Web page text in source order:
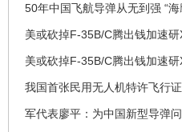
50年中国飞航导弹从无到强 “
美或砍掉F-35B/C腾出钱加速
美或砍掉F-35B/C腾出钱加速
我国首张民用无人机特许飞行
军代表廖平：为中国新型导弹